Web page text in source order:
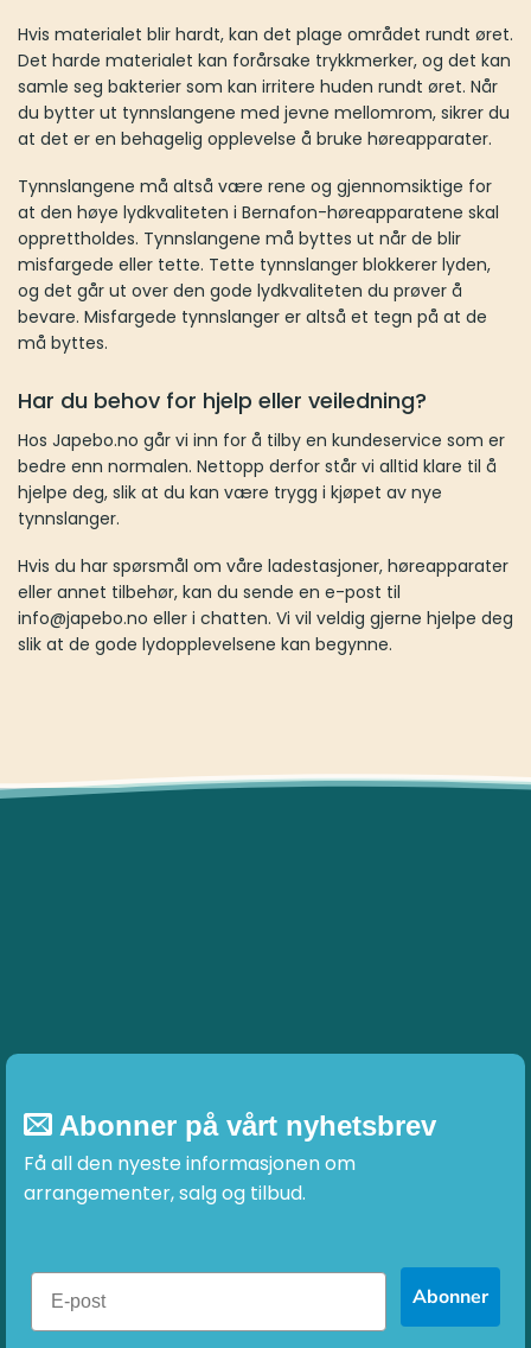
Hvis materialet blir hardt, kan det plage området rundt øret.
Det harde materialet kan forårsake trykkmerker, og det kan
samle seg bakterier som kan irritere huden rundt øret. Når
du bytter ut tynnslangene med jevne mellomrom, sikrer du
at det er en behagelig opplevelse å bruke høreapparater.
Tynnslangene må altså være rene og gjennomsiktige for
at den høye lydkvaliteten i Bernafon-høreapparatene skal
opprettholdes. Tynnslangene må byttes ut når de blir
misfargede eller tette. Tette tynnslanger blokkerer lyden,
og det går ut over den gode lydkvaliteten du prøver å
bevare. Misfargede tynnslanger er altså et tegn på at de
må byttes.
Har du behov for hjelp eller veiledning?
Hos Japebo.no går vi inn for å tilby en kundeservice som er
bedre enn normalen. Nettopp derfor står vi alltid klare til å
hjelpe deg, slik at du kan være trygg i kjøpet av nye
tynnslanger.
Hvis du har spørsmål om våre ladestasjoner, høreapparater
eller annet tilbehør, kan du sende en e-post til
info@japebo.no eller i chatten. Vi vil veldig gjerne hjelpe deg
slik at de gode lydopplevelsene kan begynne.
Abonner på vårt nyhetsbrev
Få all den nyeste informasjonen om
arrangementer, salg og tilbud.
Abonner